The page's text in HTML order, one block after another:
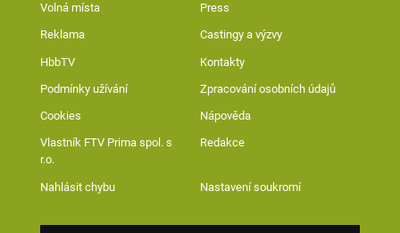
Volná místa Press
Reklama Castingy a výzvy
HbbTV Kontakty
Podmínky užívání Zpracování osobních údajů
Cookies Nápověda
Vlastník FTV Prima spol. s
r.o.
Redakce
Nahlásit chybu Nastavení soukromí